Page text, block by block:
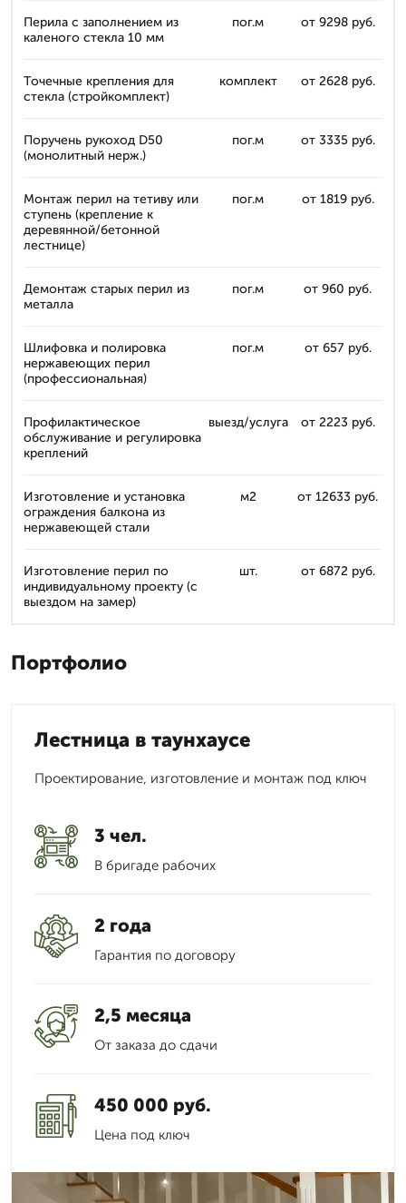
Перила с заполнением из
каленого стекла 10 мм
пог.м от 9298 руб.
Точечные крепления для
стекла (стройкомплект)
комплект от 2628 руб.
Поручень рукоход D50
(монолитный нерж.)
пог.м от 3335 руб.
Монтаж перил на тетиву или
ступень (крепление к
деревянной/бетонной
лестнице)
пог.м от 1819 руб.
Демонтаж старых перил из
металла
пог.м от 960 руб.
Шлифовка и полировка
нержавеющих перил
(профессиональная)
пог.м от 657 руб.
Профилактическое
обслуживание и регулировка
креплений
выезд/услуга от 2223 руб.
Изготовление и установка
ограждения балкона из
нержавеющей стали
м2 от 12633 руб.
Изготовление перил по
индивидуальному проекту (с
выездом на замер)
шт. от 6872 руб.
Портфолио
Лестница в таунхаусе
Проектирование, изготовление и монтаж под ключ
3 чел.
В бригаде рабочих
2 года
Гарантия по договору
2,5 месяца
От заказа до сдачи
450 000 руб.
Цена под ключ